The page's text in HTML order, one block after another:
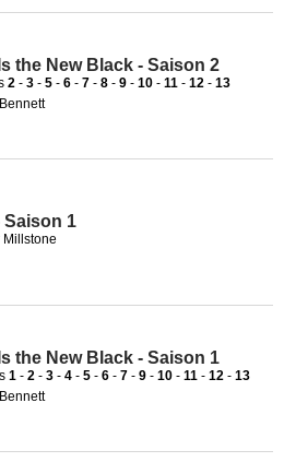
the New Black - Saison 2
2 - 3 - 5 - 6 - 7 - 8 - 9 - 10 - 11 - 12 - 13
Saison 1
Millstone
the New Black - Saison 1
1 - 2 - 3 - 4 - 5 - 6 - 7 - 9 - 10 - 11 - 12 - 13